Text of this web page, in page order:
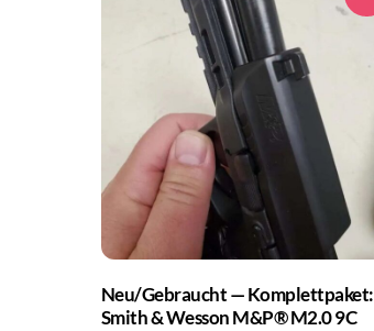
Neu/Gebraucht — Komplettpaket:
Smith & Wesson M&P® M2.0 9C